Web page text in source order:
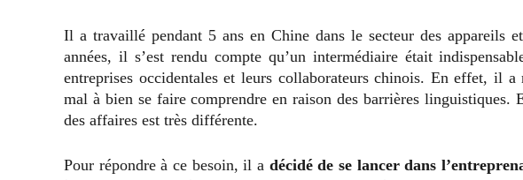
Il a travaillé pendant 5 ans en Chine dans le secteur des appareils
années, il s’est rendu compte qu’un intermédiaire était
entreprises occidentales et leurs collaborateurs chinois. En effet, il a
mal à bien se faire comprendre en raison des barrières linguistiques.
des affaires est très différente.
Pour répondre à ce besoin, il a décidé de se lancer dans